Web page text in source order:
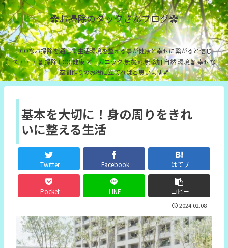
✿お掃除のダックさんブログ✿
ECOなお掃除を通じて生活環境を整える事が健康と幸せに繋がると信じ
て・・・🪴 掃除.ECO.健康.オーガニック.無農薬.無添加.自然.環境🪴 幸せな
空間作りのお役に立てればと思います💕
基本を大切に！身の周りをきれ
いに整える生活
Twitter Facebook はてブ
Pocket LINE コピー
2024.02.08